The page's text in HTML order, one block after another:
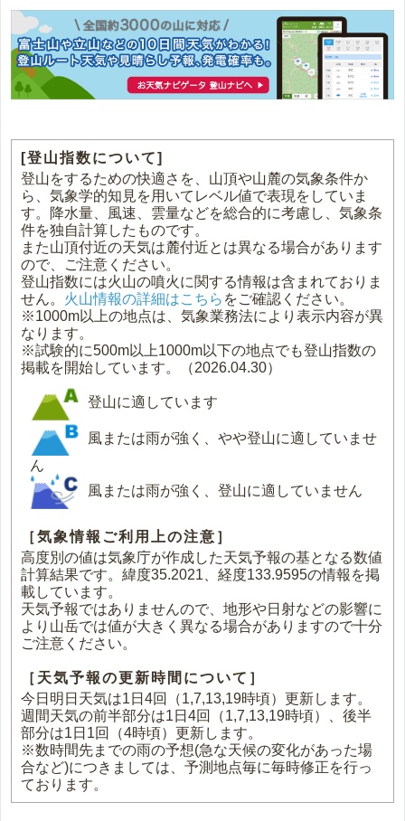
[登山指数について]
登山をするための快適さを、山頂や山麓の気象条件か
ら、気象学的知見を用いてレベル値で表現をしていま
す。降水量、風速、雲量などを総合的に考慮し、気象条
件を独自計算したものです。
また山頂付近の天気は麓付近とは異なる場合があります
ので、ご注意ください。
登山指数には火山の噴火に関する情報は含まれておりま
せん。 火山情報の詳細はこちら をご確認ください。
※1000m以上の地点は、気象業務法により表示内容が異
なります。
※試験的に500m以上1000m以下の地点でも登山指数の
掲載を開始しています。（2026.04.30）
登山に適しています
風または雨が強く、やや登山に適していませ
ん
風または雨が強く、登山に適していません
［気象情報ご利用上の注意］
高度別の値は気象庁が作成した天気予報の基となる数値
計算結果です。緯度35.2021、経度133.9595の情報を掲
載しています。
天気予報ではありませんので、地形や日射などの影響に
より山岳では値が大きく異なる場合がありますので十分
ご注意ください。
［天気予報の更新時間について］
今日明日天気は1日4回（1,7,13,19時頃）更新します。
週間天気の前半部分は1日4回（1,7,13,19時頃）、後半
部分は1日1回（4時頃）更新します。
※数時間先までの雨の予想(急な天候の変化があった場
合など)につきましては、予測地点毎に毎時修正を行っ
ております。